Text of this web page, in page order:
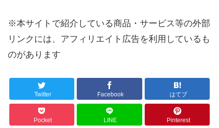
※本サイトで紹介している商品・サービス等の外部
リンクには、アフィリエイト広告を利用しているも
のがあります
Twitter Facebook はてブ
Pocket LINE Pinterest